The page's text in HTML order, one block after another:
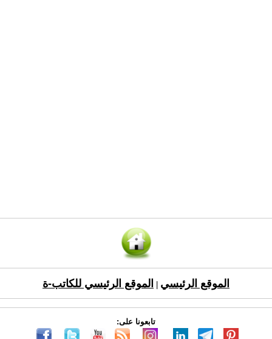
الموقع الرئيسي الموقع الرئيسي للكاتب-ة
تابعونا على: